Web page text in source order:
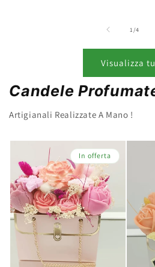
1/su
4
Visualizza
Candele
Artigianali Realizzate A Mano !
In offerta